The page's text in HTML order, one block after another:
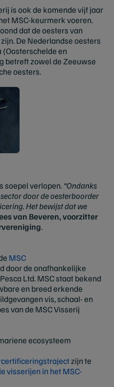
is ook de komende vijf jaar
MSC-keurmerk voeren.
dat de oesters van
De Nederlandse oesters
en
betreft zowel de Zeeuwse
oesters.
soepel verlopen.“Ondanks
door de oesterboorder
Het bewijst dat we
van Beveren, voorzitter
.
MSC
door de onafhankelijke
Ltd. MSC staat bekend
en breed erkende
vis, schaal- en
van de MSC Visserij
ecosysteem
zijn te
visserijen in het MSC-